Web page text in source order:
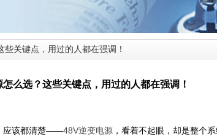
关键点，用过的人都在强调！
么选？这些关键点，用过的人都在强调！
应该都清楚——48V逆变电源 ，看着不起眼，却是整个